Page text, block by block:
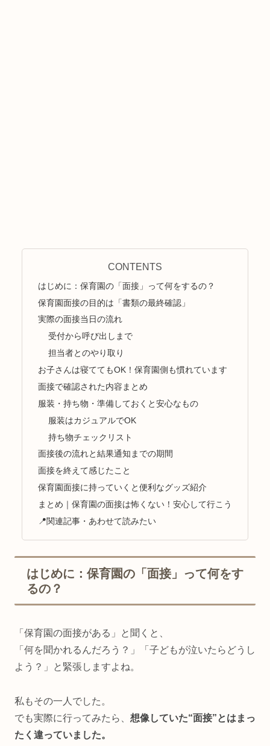
CONTENTS
はじめに：保育園の「面接」って何をするの？
保育園面接の目的は「書類の最終確認」
実際の面接当日の流れ
受付から呼び出しまで
担当者とのやり取り
お子さんは寝ててもOK！保育園側も慣れています
面接で確認された内容まとめ
服装・持ち物・準備しておくと安心なもの
服装はカジュアルでOK
持ち物チェックリスト
面接後の流れと結果通知までの期間
面接を終えて感じたこと
保育園面接に持っていくと便利なグッズ紹介
まとめ｜保育園の面接は怖くない！安心して行こう
📍関連記事・あわせて読みたい
はじめに：保育園の「面接」って何をす
るの？
「保育園の面接がある」と聞くと、
「何を聞かれるんだろう？」「子どもが泣いたらどうし
よう？」と緊張しますよね。
私もその一人でした。
でも実際に行ってみたら、 想像していた“面接”とはまっ
たく違っていました。